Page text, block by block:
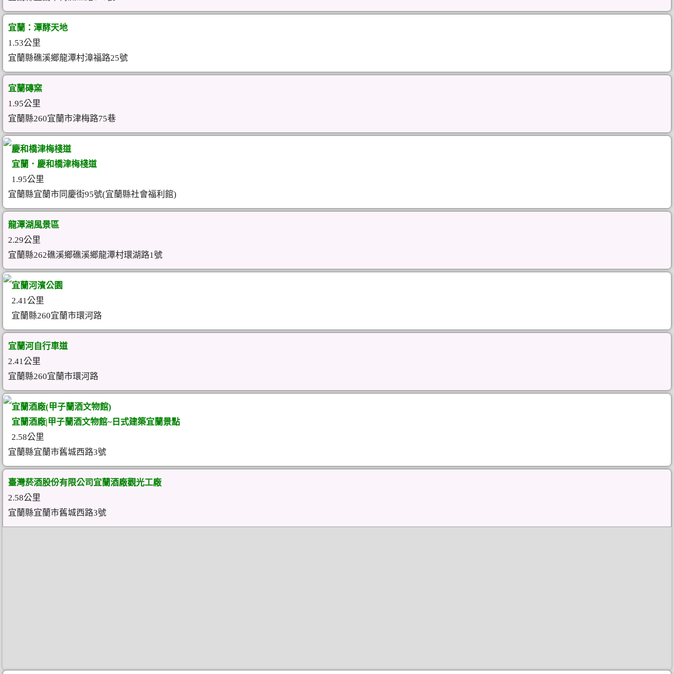
宜蘭：潭酵天地
1.53公里
宜蘭縣礁溪鄉龍潭村漳福路25號
宜蘭磚窯
1.95公里
宜蘭縣260宜蘭市津梅路75巷
慶和橋津梅棧道
宜蘭．慶和橋津梅棧道
1.95公里
宜蘭縣宜蘭市同慶街95號(宜蘭縣社會福利館)
龍潭湖風景區
2.29公里
宜蘭縣262礁溪鄉礁溪鄉龍潭村環湖路1號
宜蘭河濱公園
2.41公里
宜蘭縣260宜蘭市環河路
宜蘭河自行車道
2.41公里
宜蘭縣260宜蘭市環河路
宜蘭酒廠(甲子蘭酒文物館)
宜蘭酒廠|甲子蘭酒文物館~日式建築宜蘭景點
2.58公里
宜蘭縣宜蘭市舊城西路3號
臺灣菸酒股份有限公司宜蘭酒廠觀光工廠
2.58公里
宜蘭縣宜蘭市舊城西路3號